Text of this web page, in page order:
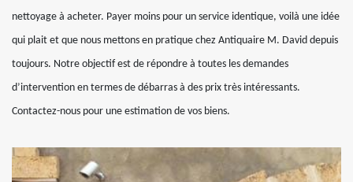
nettoyage à acheter. Payer moins pour un service identique, voilà une idée
qui plait et que nous mettons en pratique chez Antiquaire M. David depuis
toujours. Notre objectif est de répondre à toutes les demandes
d’intervention en termes de débarras à des prix très intéressants.
Contactez-nous pour une estimation de vos biens.